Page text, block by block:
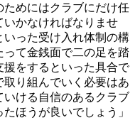
めにはクラブにだけ任
かなければなりませ
いった受け入れ体制の構
て金銭面で二の足を踏
援をするといった具合で
り組んでいく必要はあ
いける自信のあるクラブ
ほうが良いでしょう」